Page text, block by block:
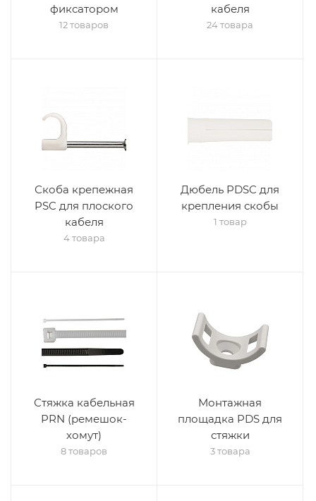
фиксатором
12 товаров
кабеля
24 товара
Скоба крепежная
PSC для плоского
кабеля
4 товара
Дюбель PDSC для
крепления скобы
1 товар
Стяжка кабельная
PRN (ремешок-
хомут)
8 товаров
Монтажная
площадка PDS для
стяжки
3 товара